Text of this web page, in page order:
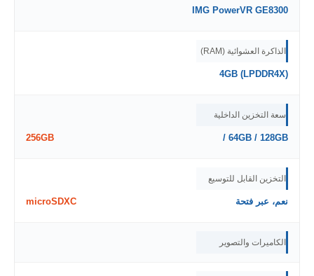
IMG PowerVR GE8300
الذاكرة العشوائية (RAM)
4GB (LPDDR4X)
سعة التخزين الداخلية
64GB / 128GB /
256GB
التخزين القابل للتوسيع
نعم، عبر فتحة microSDXC
الكاميرات والتصوير